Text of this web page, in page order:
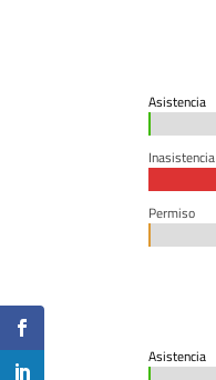
Asistencia
Inasistencia
Permiso
Asistencia